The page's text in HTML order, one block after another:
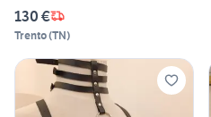
130 €
Trento(TN)